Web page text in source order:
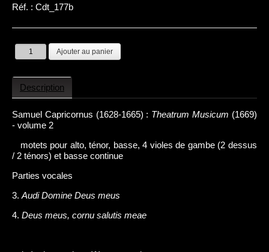
Réf. : Cdt_177b
Description
Samuel Capricornus (1628-1665) : Theatrum Musicum (1669)
- volume 2
motets pour alto, ténor, basse, 4 violes de gambe (2 dessus
/ 2 ténors) et basse continue
Parties vocales
3. Audi Domine Deus meus
4. Deus meus, cornu salutis meae